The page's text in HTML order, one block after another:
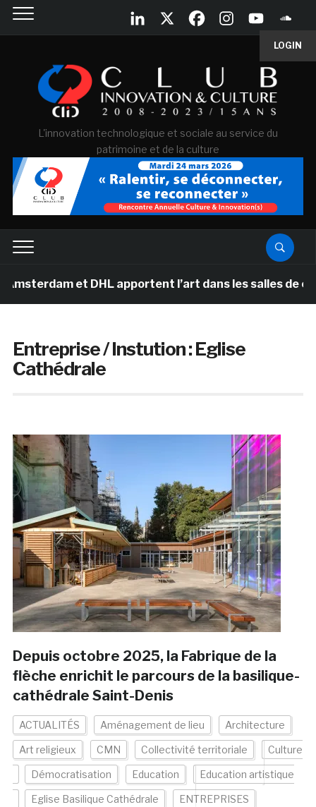
LOGIN
L'innovation technologique et sociale au service du
patrimoine et de la culture
et DHL apportent l’art dans les salles de classe des
Entreprise / Instution :Eglise
Cathédrale
Depuis octobre 2025, la Fabrique de la
flèche enrichit le parcours de la basilique-
cathédrale Saint-Denis
ACTUALITÉS Aménagement de lieu Architecture
Art religieux CMN Collectivité territoriale Culture
Démocratisation Education Education artistique
Eglise Basilique Cathédrale ENTREPRISES